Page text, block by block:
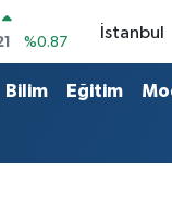
%0.18
%0.32
İstanbul
Bilim Eğitim